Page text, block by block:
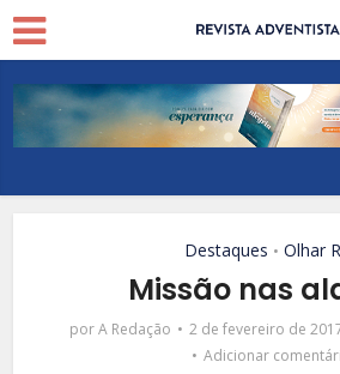
Destaques • Olhar
Missão nas
porA Redação 2 de fevereiro de
Adicionar